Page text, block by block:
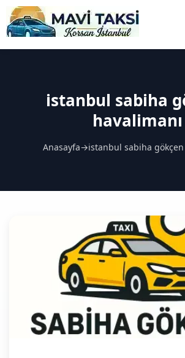
istanbul sabiha
havalimanı
Anasayfa→istanbul sabiha gökçen